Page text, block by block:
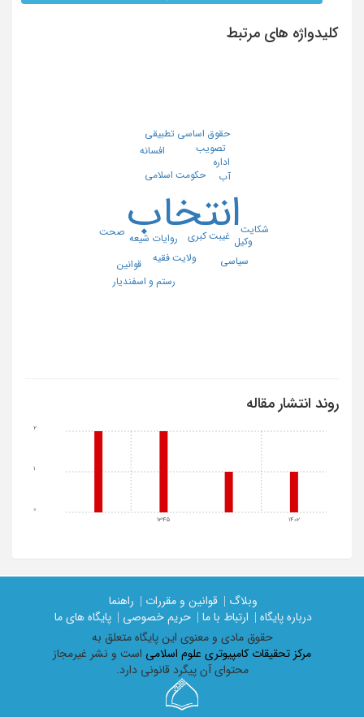
کلیدواژه های مرتبط
انتخاب
حکومت اسلامی
روایات شیعه
غیبت کبری
ولایت فقیه
آب
اداره
افسانه تصویب
حقوق اساسی تطبیقی
رستم و اسفندیار
سیاسی
شکایت صحت
قوانین
وکیل
روند انتشار مقاله
1345 1402
0
1
2
وبلاگ | قوانین و مقررات |
راهنما
درباره پایگاه |
ارتباط با ما | حریم خصوصی |
پایگاه های ما
حقوق مادی و معنوی اين پايگاه متعلق به
مرکز تحقیقات کامپیوتری علوم اسلامی است و نشر غیرمجاز
محتوای آن پیگرد قانونی دارد.